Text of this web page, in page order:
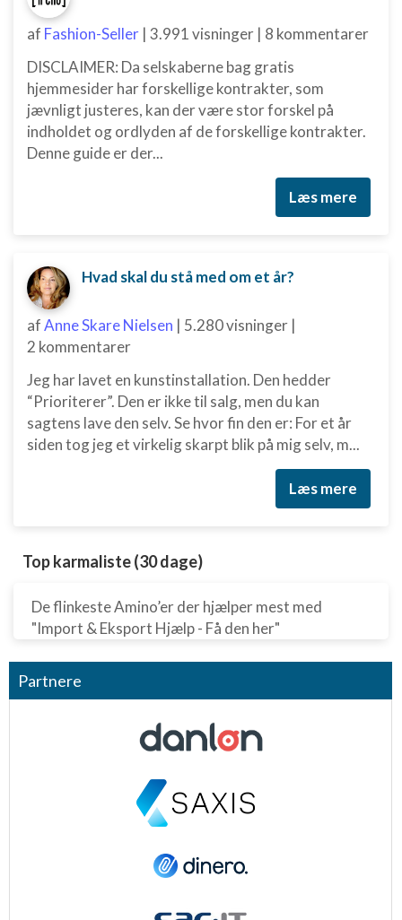
af Fashion-Seller | 3.991 visninger | 8 kommentarer
DISCLAIMER: Da selskaberne bag gratis
hjemmesider har forskellige kontrakter, som
jævnligt justeres, kan der være stor forskel på
indholdet og ordlyden af de forskellige kontrakter.
Denne guide er der...
Læs mere
Hvad skal du stå med om et år?
afAnne Skare Nielsen | 5.280 visninger |
2 kommentarer
Jeg har lavet en kunstinstallation. Den hedder
“Prioriterer”. Den er ikke til salg, men du kan
sagtens lave den selv. Se hvor fin den er: For et år
siden tog jeg et virkelig skarpt blik på mig selv, m...
Læs mere
Top karmaliste (30 dage)
De flinkeste Amino’er der hjælper mest med
"Import & Eksport Hjælp - Få den her"
Partnere
Måle indholdseffektivitet
kombinationer af oplysninger fra forskellige
kilder
Udvikle og forbedre tjenester
Bruge begrænsede oplysninger til at vælge
Identificere enheder baseret på aktivt
anmodede oplysninger
Ikke-IAB-behandlingsformål:
Nødvendig
Ydeevne
Funktionel